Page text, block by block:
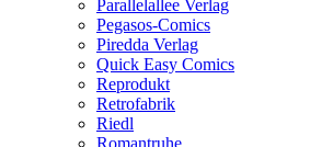
Parallelallee Verlag
Pegasos-Comics
Piredda Verlag
Quick Easy Comics
Reprodukt
Retrofabrik
Riedl
Romantruhe